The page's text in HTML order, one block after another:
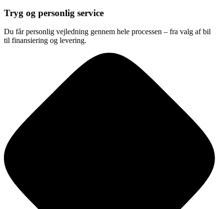
Tryg og personlig service
Du får personlig vejledning gennem hele processen – fra valg af bil
til finansiering og levering.